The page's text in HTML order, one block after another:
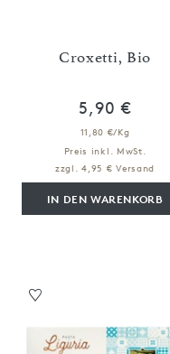
Croxetti, Bio
5,90 €
11,80 €/Kg
Preis inkl. MwSt.
zzgl. 4,95 € Versand
IN DEN WARENKORB